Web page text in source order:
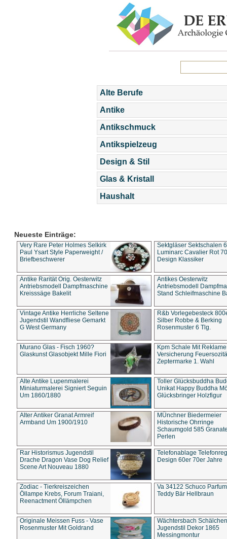
Alte Berufe
Antike
Antikschmuck
Antikspielzeug
Design & Stil
Glas & Kristall
Haushalt
Neueste Einträge:
Very Rare Peter Holmes Selkirk
Paul Ysart Style Paperweight /
Briefbeschwerer
Sektgläser Sektschalen
Luminarc Cavalier Rot
Design Klassiker
Antike Rarität Orig. Oesterwitz
Antriebsmodell Dampfmaschine
Kreisssäge Bakelit
Antikes Oesterwitz
Antriebsmodell
Stand Schleifmaschine
Vintage Antike Herrliche Seltene
Jugendstil Wandfliese Gemarkt
G West Germany
R&b Vorlegebesteck
Silber Robbe & Berking
Rosenmuster 6 Tlg.
Murano Glas - Fisch 1960?
Glaskunst Glasobjekt Mille Fiori
Kpm Schale Mit Reklame
Versicherung
Zeptermarke 1. Wahl
Alte Antike Lupenmalerei
Miniaturmalerei Signiert Seguin
Um 1860/1880
Toller Glücksbuddha
Unikat Happy Buddha
Glücksbringer Holzfigur
Alter Antiker Granat Armreif
Armband Um 1900/1910
MÜnchner Biedermeier
Historische Ohrringe
Schaumgold 585
Perlen
Rar Historismus Jugendstil
Drache Dragon Vase Dog Relief
Scene Art Nouveau 1880
Telefonablage
Design 60er 70er Jahre
Zodiac - Tierkreiszeichen
Öllampe Krebs, Forum Traiani,
Reenactment Öllämpchen
Va 34122 Schuco
Teddy Bär Hellbraun
Originale Meissen Fuss - Vase
Rosenmuster Mit Goldrand
Wächtersbach Schälchen
Jugendstil Dekor 1865
Messingmontur